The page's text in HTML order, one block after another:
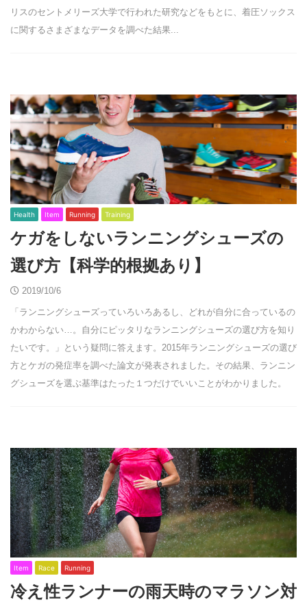
リスのセントメリーズ大学で行われた研究などをもとに、着圧ソックス
に関するさまざまなデータを調べた結果...
Health Item Running Training
ケガをしないランニングシューズの
選び方【科学的根拠あり】
2019/10/6
「ランニングシューズっていろいろあるし、どれが自分に合っているの
かわからない…。自分にピッタリなランニングシューズの選び方を知り
たいです。」という疑問に答えます。2015年ランニングシューズの選び
方とケガの発症率を調べた論文が発表されました。その結果、ランニン
グシューズを選ぶ基準はたった１つだけでいいことがわかりました。
Item Race Running
冷え性ランナーの雨天時のマラソン対